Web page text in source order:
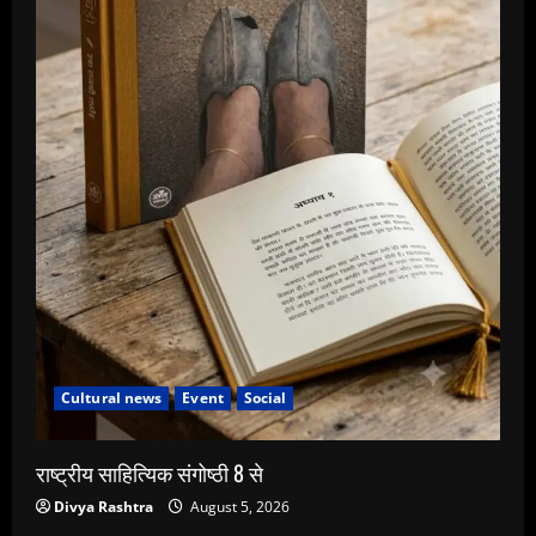
Cultural news Event Social
राष्ट्रीय साहित्यिक संगोष्ठी 8 से
Divya Rashtra August 5, 2026